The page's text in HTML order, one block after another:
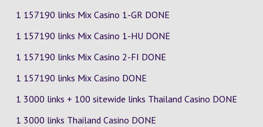
1 157190 links Mix Casino 1-GR DONE
1 157190 links Mix Casino 1-HU DONE
1 157190 links Mix Casino 2-FI DONE
1 157190 links Mix Casino DONE
1 3000 links + 100 sitewide links Thailand Casino DONE
1 3000 links Thailand Casino DONE